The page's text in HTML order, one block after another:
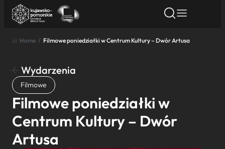
Znajdź atrakcję
Nazwa atrakcji
Miasto
Kategoria
Home / Filmowe poniedziałki w Centrum Kultury – Dwór Artusa
Wydarzenia
Filmowe
Filmowe poniedziałki w
Centrum Kultury – Dwór
Artusa